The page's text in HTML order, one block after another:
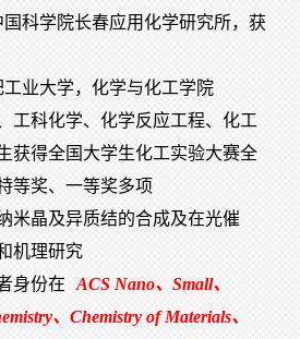
国科学院长春应用化学研究所，获
工业大学，化学与化工学院
工科化学、化学反应工程、化工
获得全国大学生化工实验大赛全
等奖、一等奖多项
米晶及异质结的合成及在光催
机理研究
身份在
ACS Nano、Small、
、Chemistry of Materials、